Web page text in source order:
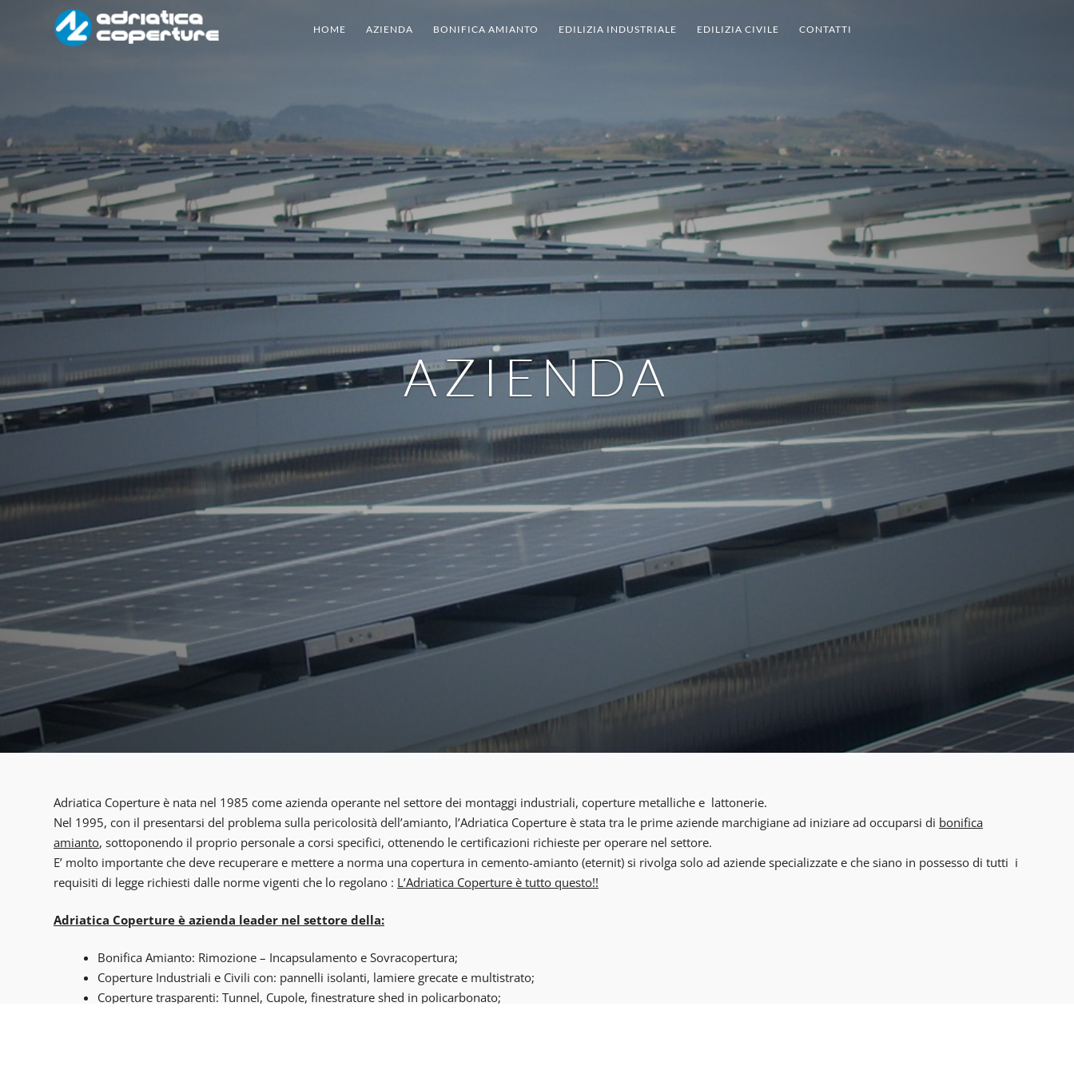
HOME AZIENDA BONIFICA AMIANTO EDILIZIA INDUSTRIALE EDILIZIA CIVILE CONTATTI
AZIENDA
Adriatica Coperture è nata nel 1985 come azienda operante nel settore dei montaggi industriali, coperture metalliche e lattonerie.
Nel 1995, con il presentarsi del problema sulla pericolosità dell’amianto, l’Adriatica Coperture è stata tra le prime aziende marchigiane ad iniziare ad occuparsi di bonifica
amianto, sottoponendo il proprio personale a corsi specifici, ottenendo le certificazioni richieste per operare nel settore.
E’ molto importante che deve recuperare e mettere a norma una copertura in cemento-amianto (eternit) si rivolga solo ad aziende specializzate e che siano in possesso di tutti i
requisiti di legge richiesti dalle norme vigenti che lo regolano : L’Adriatica Coperture è tutto questo!!
Adriatica Coperture è azienda leader nel settore della:
Bonifica Amianto: Rimozione – Incapsulamento e Sovracopertura;
Coperture Industriali e Civili con: pannelli isolanti, lamiere grecate e multistrato;
Coperture trasparenti: Tunnel, Cupole, finestrature shed in policarbonato;